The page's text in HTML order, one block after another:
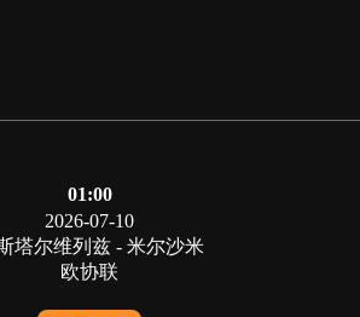
01:00
2026-07-10
塔尔维列兹 - 米尔沙米
欧协联